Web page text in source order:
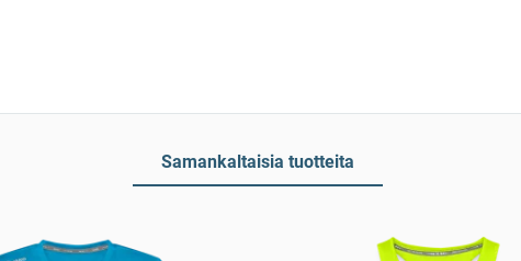
Samankaltaisia tuotteita